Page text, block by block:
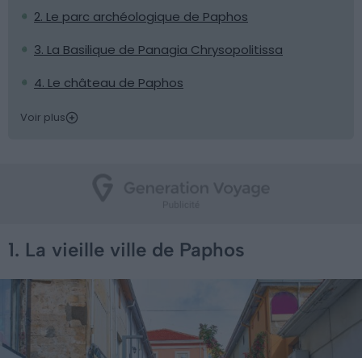
2. Le parc archéologique de Paphos
3. La Basilique de Panagia Chrysopolitissa
4. Le château de Paphos
Voir plus
1. La vieille ville de Paphos